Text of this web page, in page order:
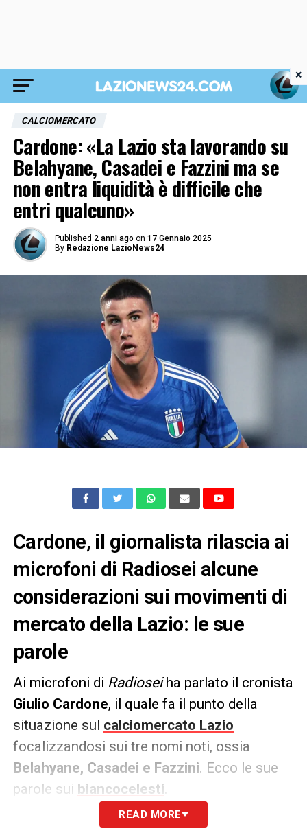
CALCIOMERCATO
Cardone: «La Lazio sta lavorando su
Belahyane, Casadei e Fazzini ma se
non entra liquidità è difficile che
entri qualcuno»
Published 2 anni ago on 17 Gennaio 2025
By Redazione LazioNews24
Cardone, il giornalista rilascia ai
microfoni di Radiosei alcune
considerazioni sui movimenti di
mercato della Lazio: le sue
parole
Ai microfoni di Radioseiha parlato il cronista
Giulio Cardone, il quale fa il punto della
situazione sul calciomercato Lazio
focalizzandosi sui tre nomi noti, ossia
Belahyane, Casadei e Fazzini. Ecco le sue
parole sui biancocelesti
I nomi sono i soliti tre: Fazzini,
READ MORE
×